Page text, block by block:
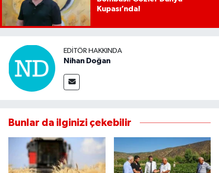
Kupası’nda!
EDITÖR HAKKINDA
Nihan Doğan
Bunlar da ilginizi çekebilir